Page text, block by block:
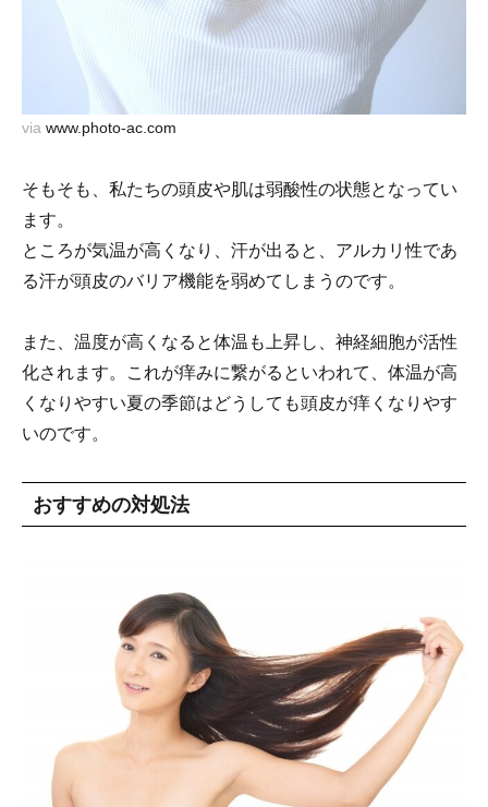
via www.photo-ac.com
そもそも、私たちの頭皮や肌は弱酸性の状態となってい
ます。
ところが気温が高くなり、汗が出ると、アルカリ性であ
る汗が頭皮のバリア機能を弱めてしまうのです。
また、温度が高くなると体温も上昇し、神経細胞が活性
化されます。これが痒みに繋がるといわれて、体温が高
くなりやすい夏の季節はどうしても頭皮が痒くなりやす
いのです。
おすすめの対処法